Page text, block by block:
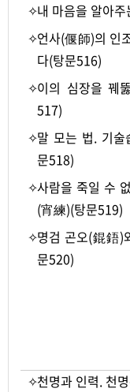
✧내 마음을 알아
✧언사(偃師)의 인
다(탕문516)
✧이의 심장을 꿰
517)
✧말 모는 법. 기술
문518)
✧사람을 죽일 수
(宵練)(탕문519)
✧명검 곤오(錕鋙)
문520)
✧천명과 인력. 천